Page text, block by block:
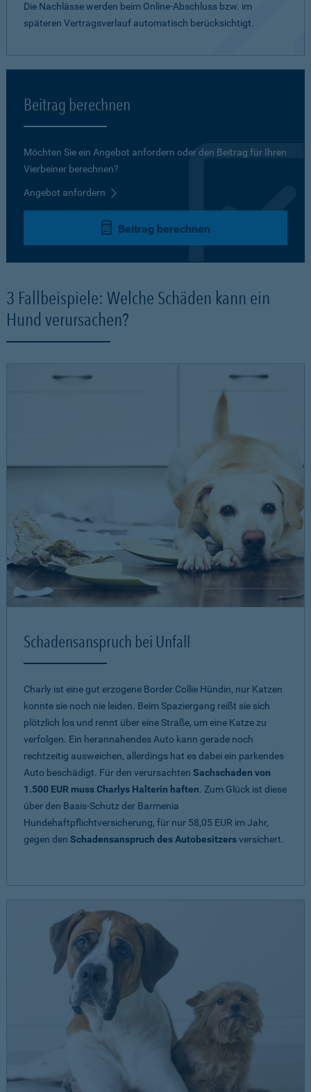
Die Nachlässe werden beim Online-Abschluss bzw. im
späteren Vertragsverlauf automatisch berücksichtigt.
Beitrag berechnen
Möchten Sie ein Angebot anfordern oder den Beitrag für Ihren
Vierbeiner berechnen?
Angebot anfordern
Beitrag berechnen
3 Fallbeispiele: Welche Schäden kann ein
Hund verursachen?
Schadensanspruch bei Unfall
Charly ist eine gut erzogene Border Collie Hündin, nur Katzen
konnte sie noch nie leiden. Beim Spaziergang reißt sie sich
plötzlich los und rennt über eine Straße, um eine Katze zu
verfolgen. Ein herannahendes Auto kann gerade noch
rechtzeitig ausweichen, allerdings hat es dabei ein parkendes
Auto beschädigt. Für den verursachten Sachschaden von
1.500 EUR muss Charlys Halterin haften. Zum Glück ist diese
über den Basis-Schutz der Barmenia
Hundehaftpflichtversicherung, für nur 58,05 EUR im Jahr,
gegen den Schadensanspruch des Autobesitzersversichert.